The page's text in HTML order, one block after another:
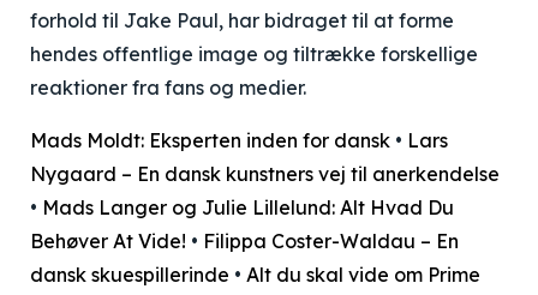
forhold til Jake Paul, har bidraget til at forme
hendes offentlige image og tiltrække forskellige
reaktioner fra fans og medier.
Mads Moldt: Eksperten inden for dansk • Lars
Nygaard – En dansk kunstners vej til anerkendelse
• Mads Langer og Julie Lillelund: Alt Hvad Du
Behøver At Vide! • Filippa Coster-Waldau – En
dansk skuespillerinde • Alt du skal vide om Prime